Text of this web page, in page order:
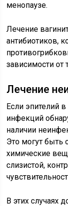
менопаузе.
Лечение
антибиотиков,
зависимости от
Лечение
Если эпителий
инфекций
наличии
Это могут быть
химические
слизистой,
В этих случаях